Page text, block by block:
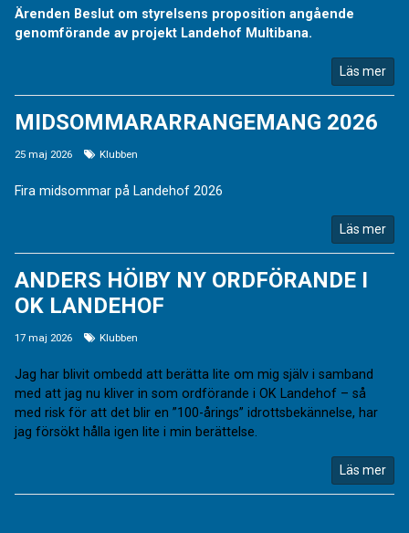
Ärenden Beslut om styrelsens proposition angående
genomförande av projekt Landehof Multibana.
Läs mer
MIDSOMMARARRANGEMANG 2026
25 maj 2026 Klubben
Fira midsommar på Landehof 2026
Läs mer
ANDERS HÖIBY NY ORDFÖRANDE I
OK LANDEHOF
17 maj 2026 Klubben
Jag har blivit ombedd att berätta lite om mig själv i samband
med att jag nu kliver in som ordförande i OK Landehof – så
med risk för att det blir en ”100-årings” idrottsbekännelse, har
jag försökt hålla igen lite i min berättelse.
Läs mer